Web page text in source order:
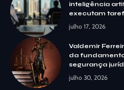
inteligência
executam
julho 17, 2026
Valdemir
da
segurança
julho 30, 2026